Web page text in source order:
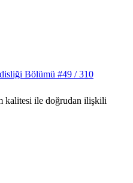
Bölümü #49 / 310
kalitesi ile doğrudan ilişkili